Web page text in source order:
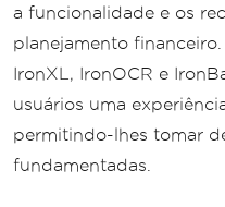
a funcionalidade e os
planejamento
IronXL, IronOCR e
usuários uma
permitindo-lhes tomar
fundamentadas.